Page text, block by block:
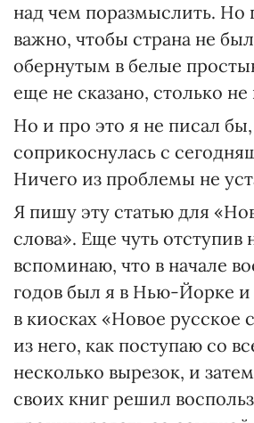
над чем поразмыслить. Но
важно, чтобы страна не
обернутым в белые
еще не сказано, столько не
Но и про это я не писал
соприкоснулась с
Ничего из проблемы не
Я пишу эту статью для
слова». Еще чуть отступив
вспоминаю, что в начале
годов был я в Нью-Йорке и
в киосках «Новое русское
из него, как поступаю со
несколько вырезок, и
своих книг решил